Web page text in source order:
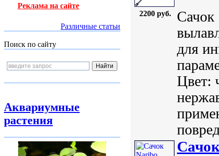
Реклама на сайте
Различные статьи
Поиск по сайту
Аквариумные
растения
2200 руб.
Сачок
для
Цвет: